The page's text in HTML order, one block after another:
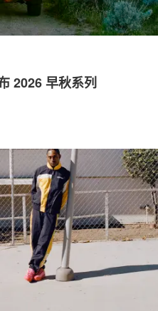
2026 早秋系列